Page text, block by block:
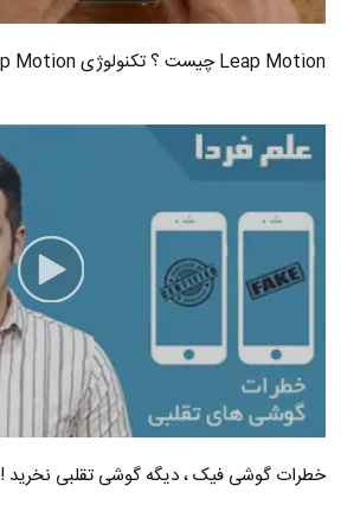
Leap Motion چیست ؟ تکنولوژی Leap Motion در لپ تاپ و PC
خطرات گوشی فیک ، دیگه گوشی تقلبی نخرید !